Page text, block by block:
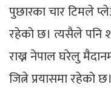
पुछारका चार टिमले
रहेको छ। त्यसैले पनि
राख्न नेपाल घरेलु
जित्ने प्रयासमा रहेको छ।